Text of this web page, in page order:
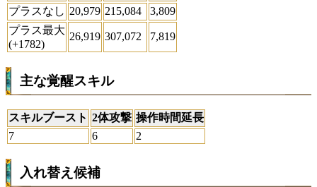
プラスなし 20,979 215,084
3,809
プラス最大
(+1782)
26,919 307,072 7,819
主な覚醒スキル
スキルブースト 2体攻撃 操作時間延長
7
6 2
入れ替え候補